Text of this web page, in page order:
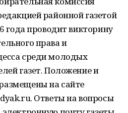
районной газетой
года проводит викторину
права и
среди молодых
газет. Положение и
на сайте
Ответы на вопросы